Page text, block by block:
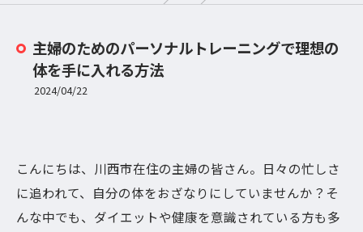
主婦のためのパーソナルトレーニングで理想の
体を手に入れる方法
2024/04/22
こんにちは、川西市在住の主婦の皆さん。日々の忙しさ
に追われて、自分の体をおざなりにしていませんか？そ
んな中でも、ダイエットや健康を意識されている方も多